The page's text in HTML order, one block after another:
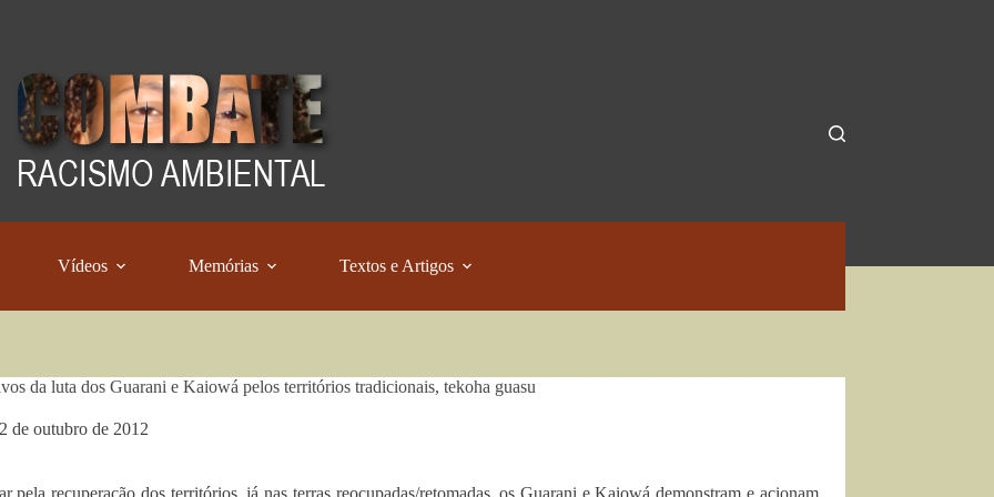
Vídeos Memórias Textos e Artigos
da luta dos Guarani e Kaiowá pelos territórios tradicionais, tekoha guasu
de outubro de 2012
pela recuperação dos territórios, já nas terras reocupadas/retomadas, os Guarani e Kaiowá demonstram e acionam